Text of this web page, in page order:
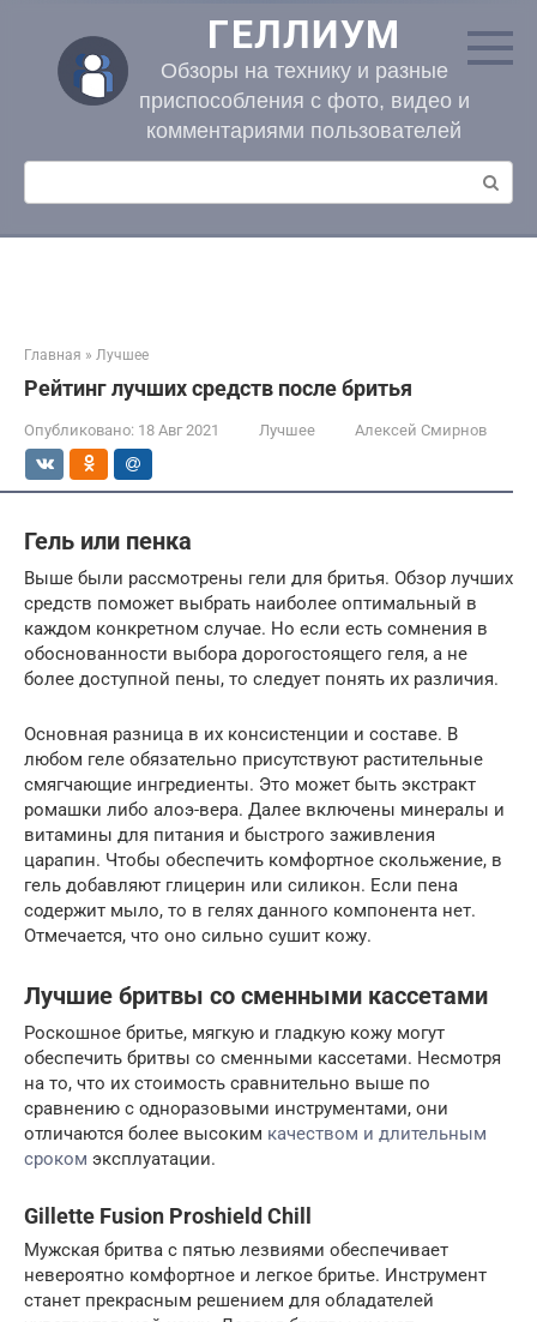
контенту
ГЕЛЛИУМ
Обзоры на технику и разные
приспособления с фото, видео и
комментариями пользователей
Поиск:
Главная » Лучшее
Рейтинг лучших средств после бритья
Опубликовано: 18 Авг 2021 Лучшее Алексей Смирнов
Гель или пенка
Выше были рассмотрены гели для бритья. Обзор лучших
средств поможет выбрать наиболее оптимальный в
каждом конкретном случае. Но если есть сомнения в
обоснованности выбора дорогостоящего геля, а не
более доступной пены, то следует понять их различия.
Основная разница в их консистенции и составе. В
любом геле обязательно присутствуют растительные
смягчающие ингредиенты. Это может быть экстракт
ромашки либо алоэ-вера. Далее включены минералы и
витамины для питания и быстрого заживления
царапин. Чтобы обеспечить комфортное скольжение, в
гель добавляют глицерин или силикон. Если пена
содержит мыло, то в гелях данного компонента нет.
Отмечается, что оно сильно сушит кожу.
Лучшие бритвы со сменными кассетами
Роскошное бритье, мягкую и гладкую кожу могут
обеспечить бритвы со сменными кассетами. Несмотря
на то, что их стоимость сравнительно выше по
сравнению с одноразовыми инструментами, они
отличаются более высоким качеством и длительным
сроком эксплуатации.
Gillette Fusion Proshield Chill
Мужская бритва с пятью лезвиями обеспечивает
невероятно комфортное и легкое бритье. Инструмент
станет прекрасным решением для обладателей